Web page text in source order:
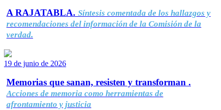
A RAJATABLA. Síntesis comentada de los hallazgos y
recomendaciones del información de la Comisión de la
verdad.
19 de junio de 2026
Memorias que sanan, resisten y transforman .
Acciones de memoria como herramientas de
afrontamiento y justicia